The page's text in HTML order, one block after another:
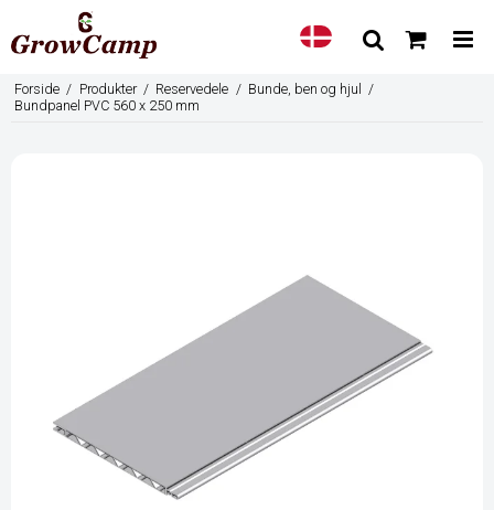
Forside / Produkter / Reservedele / Bunde, ben og hjul
/
Bundpanel PVC 560 x 250 mm